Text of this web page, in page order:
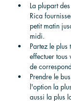
La plupart
Rica
petit matin
midi.
Partez le
effectuer tous
de
Prendre le
l'option la
aussi la plus